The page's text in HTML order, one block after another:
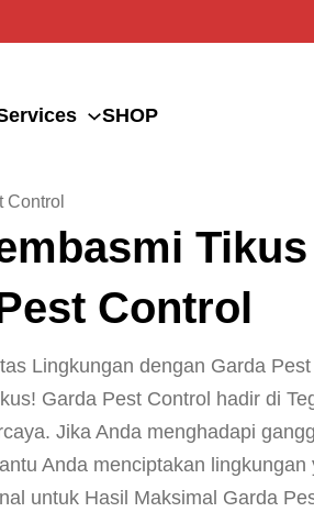
SHOP
Control
Control
Lingkungan dengan Garda
Garda Pest Control hadir di
Jika Anda menghadapi
Anda menciptakan
untuk Hasil Maksimal Garda